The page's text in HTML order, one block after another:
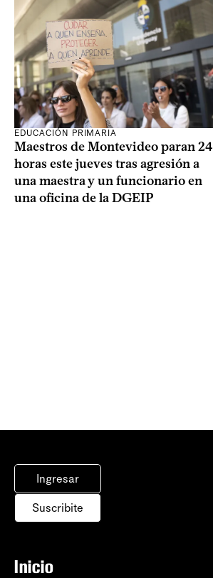
EDUCACIÓN PRIMARIA
Maestros de Montevideo paran 24
horas este jueves tras agresión a
una maestra y un funcionario en
una oficina de la DGEIP
Ingresar
Suscribite
Inicio